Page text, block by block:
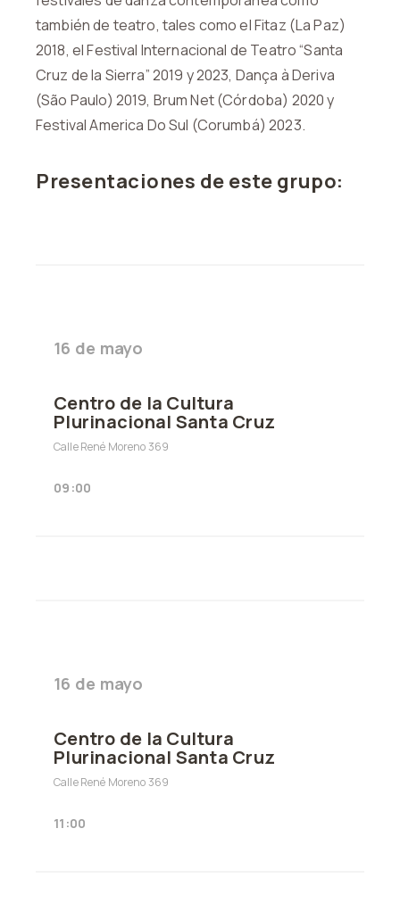
también de teatro, tales como el Fitaz (La Paz)
2018, el Festival Internacional de Teatro “Santa
Cruz de la Sierra” 2019 y 2023, Dança à Deriva
(São Paulo) 2019, Brum Net (Córdoba) 2020 y
Festival America Do Sul (Corumbá) 2023.
Presentaciones de este grupo:
16 de mayo
Centro de la Cultura
Plurinacional Santa Cruz
Calle René Moreno 369
09:00
16 de mayo
Centro de la Cultura
Plurinacional Santa Cruz
Calle René Moreno 369
11:00